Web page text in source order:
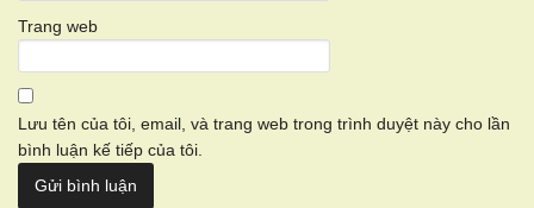
Trang web
Lưu tên của tôi, email, và trang web trong trình duyệt này cho lần
bình luận kế tiếp của tôi.